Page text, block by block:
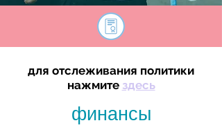
для отслеживания политики
нажмите здесь
финансы